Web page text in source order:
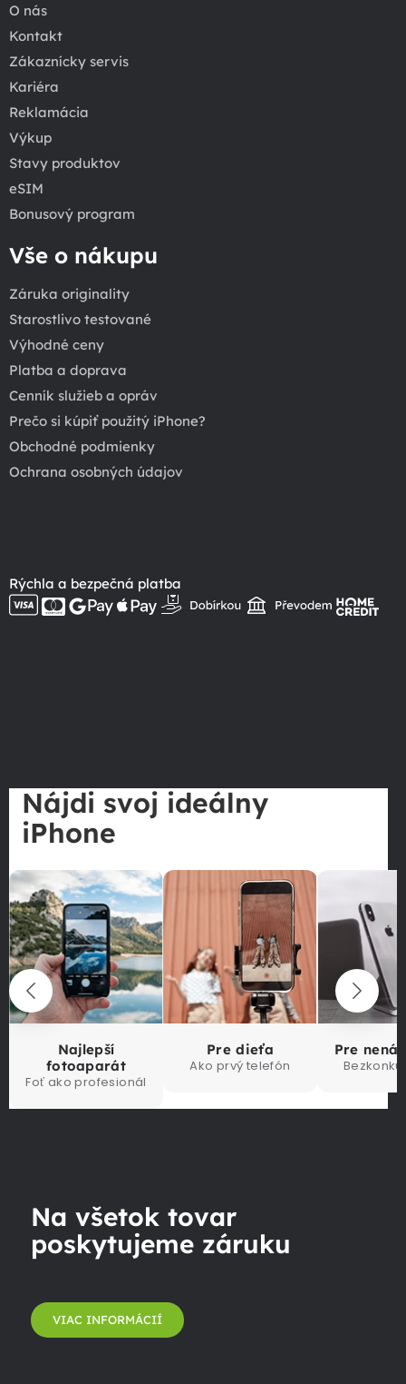
O nás
Kontakt
Zákaznícky servis
Kariéra
Reklamácia
Výkup
Stavy produktov
eSIM
Bonusový program
Vše o nákupu
Záruka originality
Starostlivo testované
Výhodné ceny
Platba a doprava
Cenník služieb a opráv
Prečo si kúpiť použitý iPhone?
Obchodné podmienky
Ochrana osobných údajov
Rýchla a bezpečná platba
Nájdi svoj ideálny
iPhone
Najlepší
fotoaparát
Foť ako profesionál
Pre dieťa
Ako prvý telefón
Pre
Na všetok tovar
poskytujeme záruku
VIAC INFORMÁCIÍ